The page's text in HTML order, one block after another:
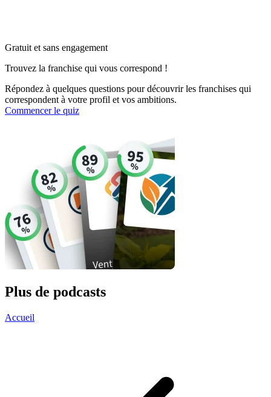
Gratuit et sans engagement
Trouvez la franchise qui vous correspond !
Répondez à quelques questions pour découvrir les franchises qui
correspondent à votre profil et vos ambitions.
Commencer le quiz
Plus de podcasts
Accueil